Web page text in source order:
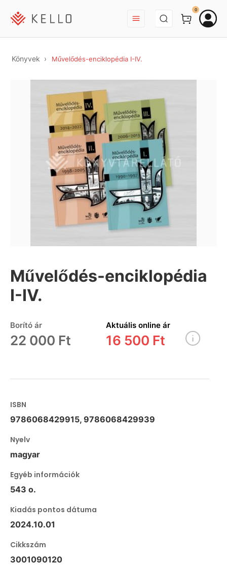
BEJELENTKEZÉS
0
Könyvek Művelődés-enciklopédia I-IV.
Művelődés-enciklopédia
I-IV.
Borító ár
22 000 Ft
Aktuális online ár
16 500 Ft
ISBN
9786068429915, 9786068429939
Nyelv
magyar
Egyéb információk
543 o.
Kiadás pontos dátuma
2024.10.01
Cikkszám
3001090120